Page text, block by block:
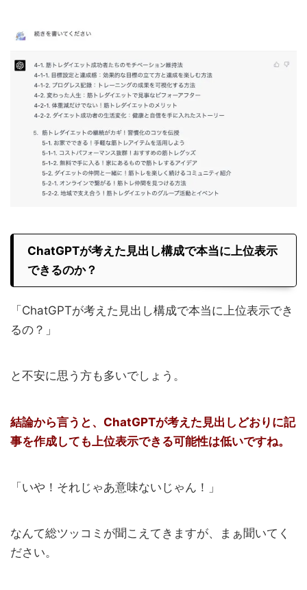
ChatGPTが考えた見出し構成で本当に上位表示
できるのか？
「ChatGPTが考えた見出し構成で本当に上位表示でき
るの？」
と不安に思う方も多いでしょう。
結論から言うと、ChatGPTが考えた見出しどおりに記
事を作成しても上位表示できる可能性は低いですね。
「いや！それじゃあ意味ないじゃん！」
なんて総ツッコミが聞こえてきますが、まぁ聞いてく
ださい。